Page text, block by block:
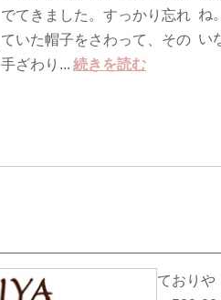
でてきました。すっかり忘れ
ていた帽子をさわって、その
手ざわり... 続きを読む
ね
い
ておりや